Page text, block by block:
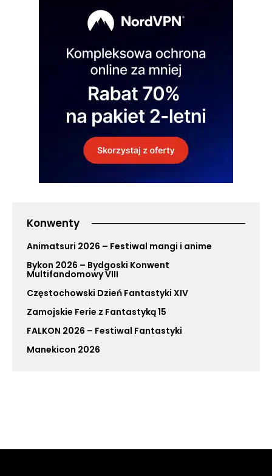
Konwenty
Animatsuri 2026 – Festiwal mangi i anime
Bykon 2026 – Bydgoski Konwent
Multifandomowy VIII
Częstochowski Dzień Fantastyki XIV
Zamojskie Ferie z Fantastyką 15
FALKON 2026 – Festiwal Fantastyki
Manekicon 2026